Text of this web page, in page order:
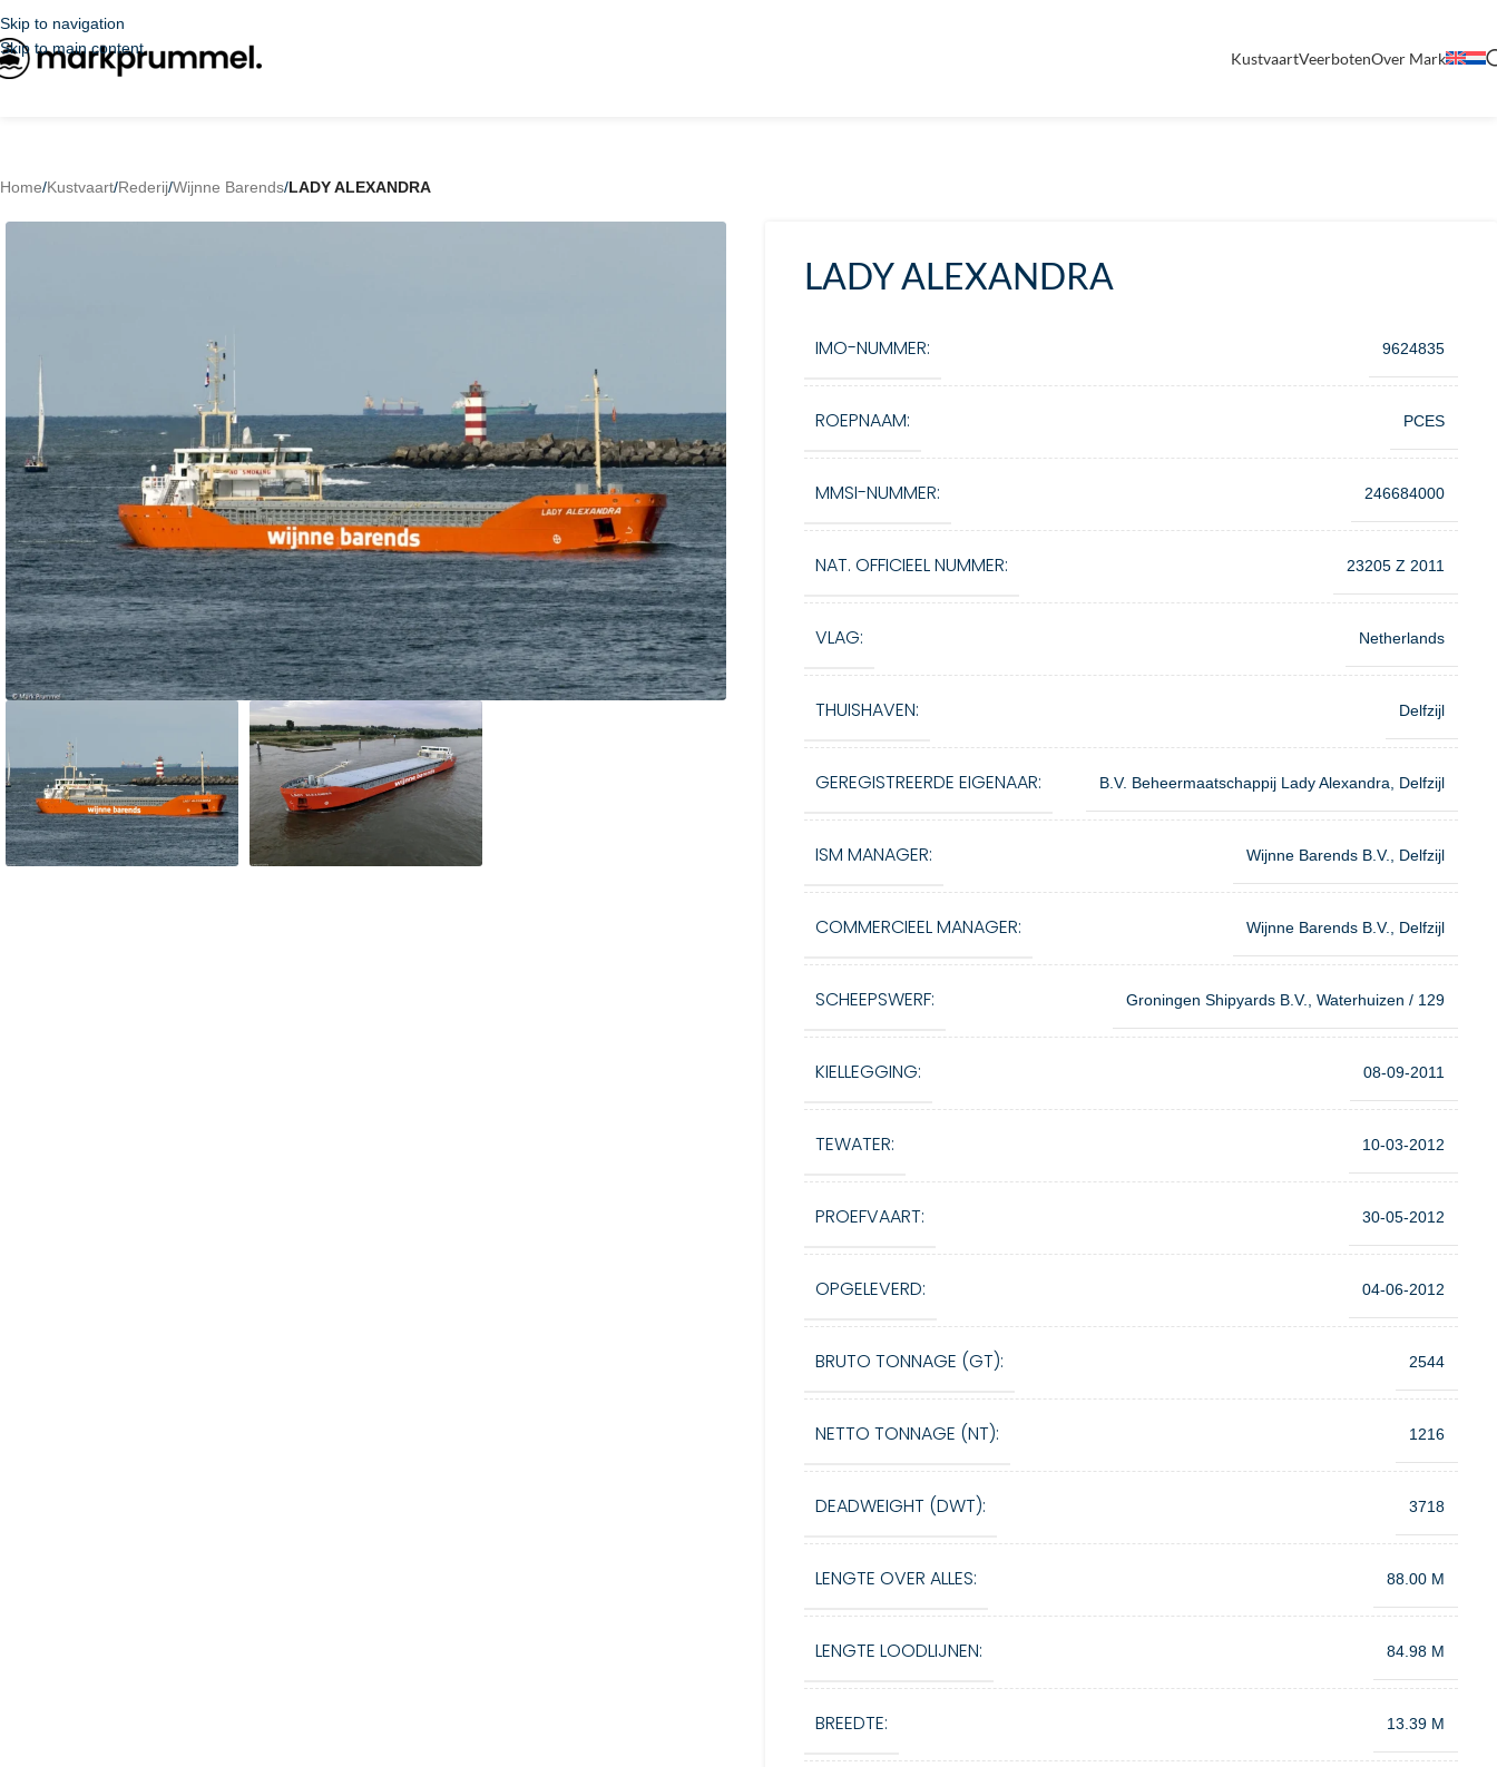
Skip to navigation
Skip to main content
KustvaartVeerbotenOver Mark
Home/Kustvaart/Rederij/Wijnne Barends/LADY ALEXANDRA
LADY ALEXANDRA
IMO-NUMMER: 9624835
ROEPNAAM: PCES
MMSI-NUMMER: 246684000
NAT. OFFICIEEL NUMMER: 23205 Z 2011
VLAG: Netherlands
THUISHAVEN: Delfzijl
GEREGISTREERDE EIGENAAR: B.V. Beheermaatschappij Lady Alexandra, Delfzijl
ISM MANAGER: Wijnne Barends B.V., Delfzijl
COMMERCIEEL MANAGER: Wijnne Barends B.V., Delfzijl
SCHEEPSWERF: Groningen Shipyards B.V., Waterhuizen / 129
KIELLEGGING: 08-09-2011
TEWATER: 10-03-2012
PROEFVAART: 30-05-2012
OPGELEVERD: 04-06-2012
BRUTO TONNAGE (GT): 2544
NETTO TONNAGE (NT): 1216
DEADWEIGHT (DWT): 3718
LENGTE OVER ALLES: 88.00 M
LENGTE LOODLIJNEN: 84.98 M
BREEDTE: 13.39 M